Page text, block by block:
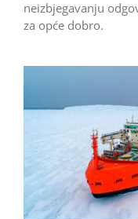
neizbjegavanju
za opće dobro.